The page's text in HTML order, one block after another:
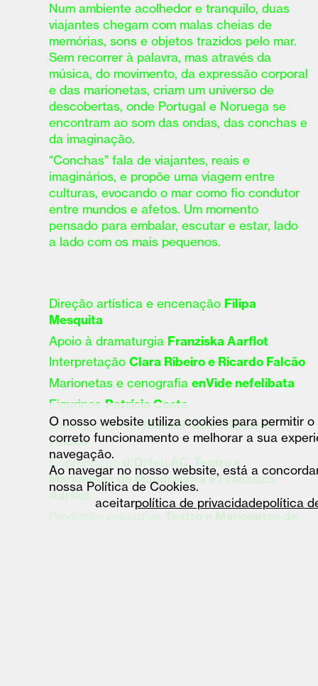
Num ambiente acolhedor e tranquilo, duas
viajantes chegam com malas cheias de
memórias, sons e objetos trazidos pelo mar.
Sem recorrer à palavra, mas através da
música, do movimento, da expressão corporal
e das marionetas, criam um universo de
descobertas, onde Portugal e Noruega se
encontram ao som das ondas, das conchas e
da imaginação.
“Conchas” fala de viajantes, reais e
imaginários, e propõe uma viagem entre
culturas, evocando o mar como fio condutor
entre mundos e afetos. Um momento
pensado para embalar, escutar e estar, lado
a lado com os mais pequenos.
Direção artística e encenação Filipa
Mesquita
Apoio à dramaturgia Franziska Aarflot
InterpretaçãoClara Ribeiro e Ricardo Falcão
Marionetas e cenografiaenVide nefelibata
Figurinos Patrícia Costa
Música de cenaManuel Maio e Ricardo
Falcão
Coprodução d’Orfeu AC, Teatro e
Marionetas de Mandrágora e Franzisca
Aarflot
Produção executiva Teatro e Marionetas de
O nosso website utiliza cookies para permitir o
correto funcionamento e melhorar a sua
navegação.
Ao navegar no nosso website, está a
nossa Política de Cookies.
aceitarpolítica de privacidadepolítica